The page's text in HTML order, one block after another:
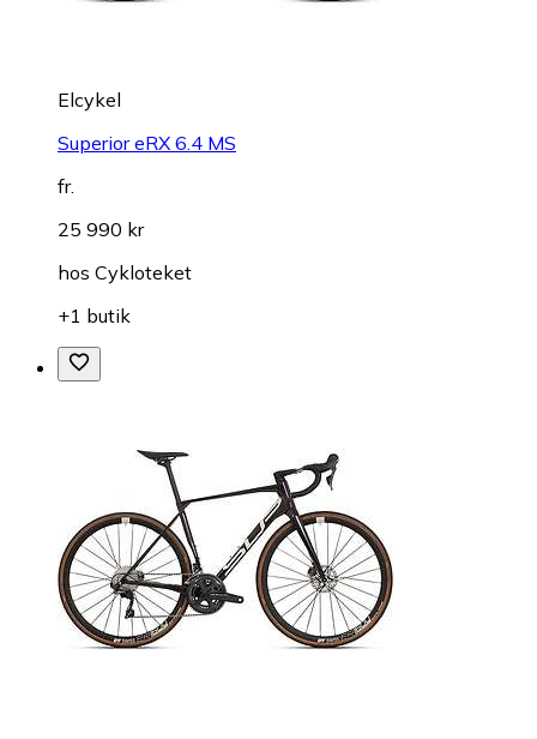
Elcykel
Superior eRX 6.4 MS
fr.
25 990 kr
hos Cykloteket
+1 butik